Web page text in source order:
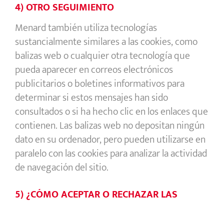
4) OTRO SEGUIMIENTO
Menard también utiliza tecnologías
sustancialmente similares a las cookies, como
balizas web o cualquier otra tecnología que
pueda aparecer en correos electrónicos
publicitarios o boletines informativos para
determinar si estos mensajes han sido
consultados o si ha hecho clic en los enlaces que
contienen. Las balizas web no depositan ningún
dato en su ordenador, pero pueden utilizarse en
paralelo con las cookies para analizar la actividad
de navegación del sitio.
5) ¿CÓMO ACEPTAR O RECHAZAR LAS